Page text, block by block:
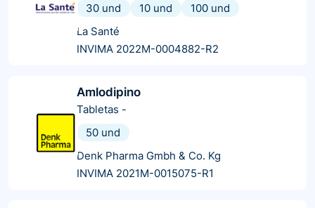
30 und
10 und
100 und
La Santé
INVIMA 2022M-0004882-R2
Amlodipino
Tabletas -
50 und
Denk Pharma Gmbh & Co. Kg
INVIMA 2021M-0015075-R1